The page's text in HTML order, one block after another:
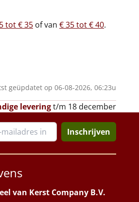
tot € 35 of van € 35 tot € 40.
geüpdatet op 06-08-2026, 06:23u
leveringt/m 18 december
Inschrijven
van Kerst Company B.V.